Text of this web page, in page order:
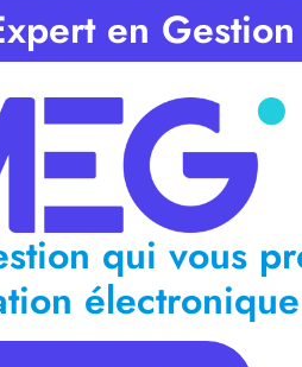
minute
en Gestion
qui vous
électronique